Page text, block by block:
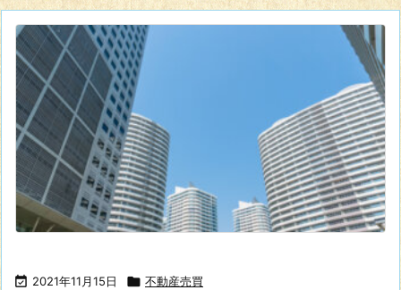
 2021年11月15日  不動産売買